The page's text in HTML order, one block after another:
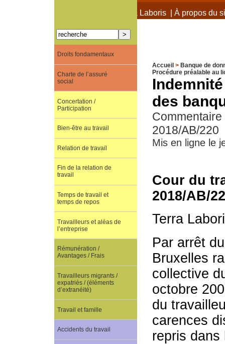
À propos de Terra Laboris| À propos du
Accueil > Banque de
Procédure préalable au
des
2018/AB/220
Mis en ligne le
Cour du
2018/AB/
Terra
Par arrêt
Bruxelles
collective
octobre
du
carences
repris dans
Droits fondamentaux
Charte de l’assuré
social
Concertation /
Participation
Bien-être au travail
Relation de travail
Fin de la relation de
travail
Temps de travail et
temps de repos
Travailleurs et aléas de
l’entreprise
Rémunération /
Avantages / Frais
Travailleurs migrants /
expatriés / (éléments
d’extranéité)
Travail et famille
Accidents du travail